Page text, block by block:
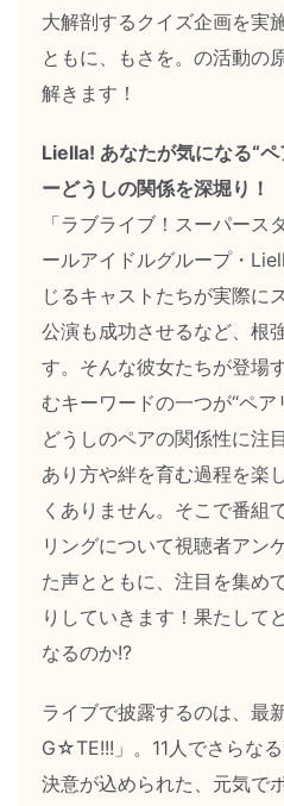
大解剖するクイズ企画を実
ともに、もさを。の活動の
解きます！
Liella! あなたが気になる“
ーどうしの関係を深堀り！
「ラブライブ！スーパース
ールアイドルグループ・
じるキャストたちが実際に
公演も成功させるなど、根
す。そんな彼女たちが登場
むキーワードの一つが“ペア
どうしのペアの関係性に注
あり方や絆を育む過程を楽
くありません。そこで番組
リングについて視聴者アン
た声とともに、注目を集め
りしていきます！果たして
なるのか!?
ライブで披露するのは、最
G☆TE!!!」。11人でさらな
決意が込められた、元気で